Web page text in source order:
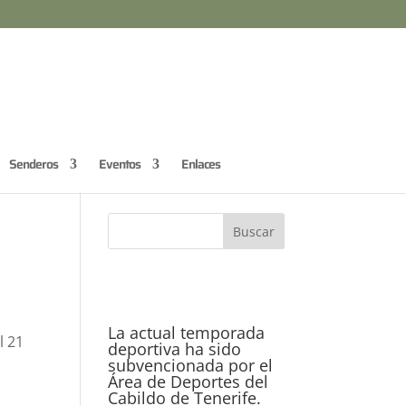
Senderos Eventos Enlaces
21
La actual temporada
deportiva ha sido
subvencionada por el
Área de Deportes del
Cabildo de Tenerife.